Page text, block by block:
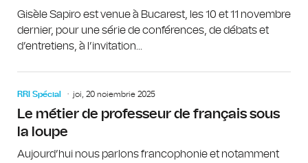
Gisèle Sapiro est venue à Bucarest, les 10 et 11 novembre
dernier, pour une série de conférences, de débats et
d’entretiens, à l’invitation...
RRI Spécial joi, 20 noiembrie 2025
Le métier de professeur de français sous
la loupe
Aujourd’hui nous parlons francophonie et notamment